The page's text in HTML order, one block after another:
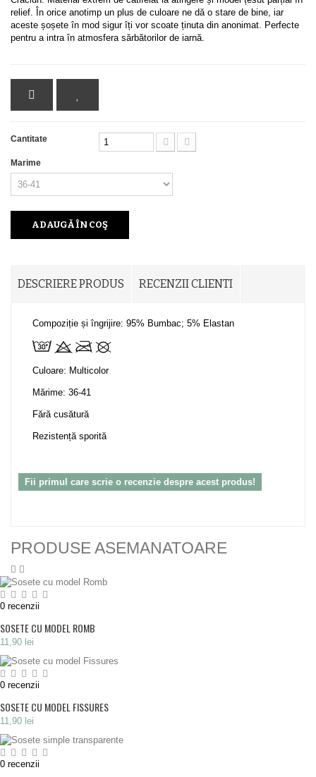
relief. În orice anotimp un plus de culoare ne dă o stare de bine, iar
aceste șoșete în mod sigur îți vor scoate ținuta din anonimat. Perfecte
pentru a intra în atmosfera sărbătorilor de iarnă.
Cantitate
Marime
ADAUGĂ ÎN COŞ
DESCRIERE PRODUS RECENZII CLIENTI
Compoziție și îngrijire: 95% Bumbac; 5% Elastan
Culoare: Multicolor
Mărime: 36-41
Fără cusătură
Rezistență sporită
Fii primul care scrie o recenzie despre acest produs!
PRODUSE ASEMANATOARE
0 recenzii
SOSETE CU MODEL ROMB
11,90 lei
0 recenzii
SOSETE CU MODEL FISSURES
11,90 lei
0 recenzii